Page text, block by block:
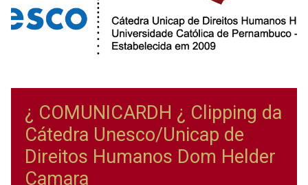
¿ COMUNICARDH ¿ Clipping da
Cátedra Unesco/Unicap de
Direitos Humanos Dom Helder
Camara